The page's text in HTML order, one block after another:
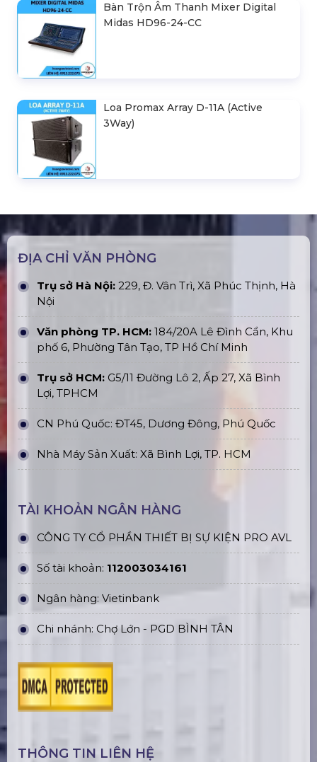
Bàn Trộn Âm Thanh Mixer Digital
Midas HD96-24-CC
Loa Promax Array D-11A (Active
3Way)
ĐỊA CHỈ VĂN PHÒNG
Trụ sở Hà Nội: 229, Đ. Vân Trì, Xã Phúc Thịnh, Hà
Nội
Văn phòng TP. HCM: 184/20A Lê Đình Cẩn, Khu
phố 6, Phường Tân Tạo, TP Hồ Chí Minh
Trụ sở HCM: G5/11 Đường Lô 2, Ấp 27, Xã Bình
Lợi, TPHCM
CN Phú Quốc: ĐT45, Dương Đông, Phú Quốc
Nhà Máy Sản Xuất: Xã Bình Lợi, TP. HCM
TÀI KHOẢN NGÂN HÀNG
CÔNG TY CỔ PHẦN THIẾT BỊ SỰ KIỆN PRO AVL
Số tài khoản: 112003034161
Ngân hàng: Vietinbank
Chi nhánh: Chợ Lớn - PGD BÌNH TÂN
THÔNG TIN LIÊN HỆ